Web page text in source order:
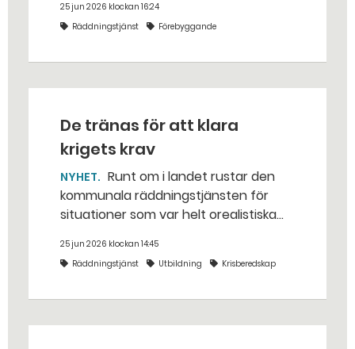
25 jun 2026 klockan 16:24
Räddningstjänst
Förebyggande
De tränas för att klara
krigets krav
NYHET
kommunala räddningstjänsten för
situationer som var helt orealistiska
bakhåll, utspridda granater och hot
från livsfarliga drönare i det
25 jun 2026 klockan 14:45
Räddningstjänst
Utbildning Krisberedskap